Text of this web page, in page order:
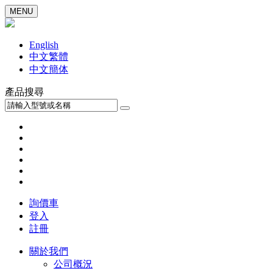
MENU
English
中文繁體
中文簡体
產品搜尋
詢價車
登入
註冊
關於我們
公司概況